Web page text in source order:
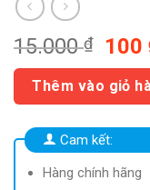
15.000₫
Giá
gốc
là:
100
Thêm vào giỏ
Cam kết:
Hàng chính hãng